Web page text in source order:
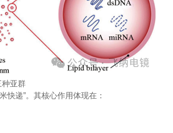
种亚群
快递”。其核心作用体现在：